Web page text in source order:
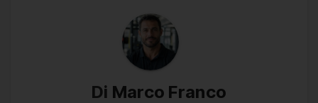
Di Marco Franco